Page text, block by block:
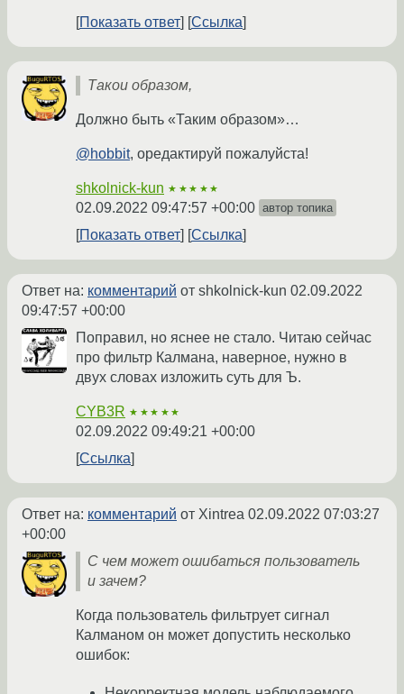
Показать ответ
Ссылка
Такои образом,
Должно быть «Таким образом»…
@hobbit, оредактируй пожалуйста!
shkolnick-kun ★★★★★
02.09.2022 09:47:57 +00:00 автор топика
Показать ответ Ссылка
Ответ на: комментарий от shkolnick-kun 02.09.2022
09:47:57 +00:00
Поправил, но яснее не стало. Читаю сейчас
про фильтр Калмана, наверное, нужно в
двух словах изложить суть для Ъ.
CYB3R ★★★★★
02.09.2022 09:49:21 +00:00
Ссылка
Ответ на: комментарий от Xintrea 02.09.2022 07:03:27
+00:00
С чем может ошибаться пользователь
и зачем?
Когда пользователь фильтрует сигнал
Калманом он может допустить несколько
ошибок: